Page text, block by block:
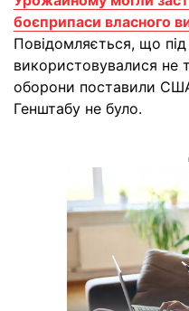
боєприпаси власного
Повідомляється, що
використовувалися не
оборони поставили
Генштабу не було.